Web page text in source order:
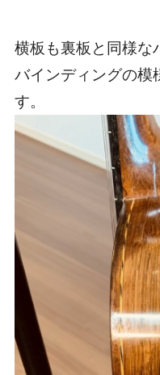
横板も裏板と同様な
バインディングの模
す。